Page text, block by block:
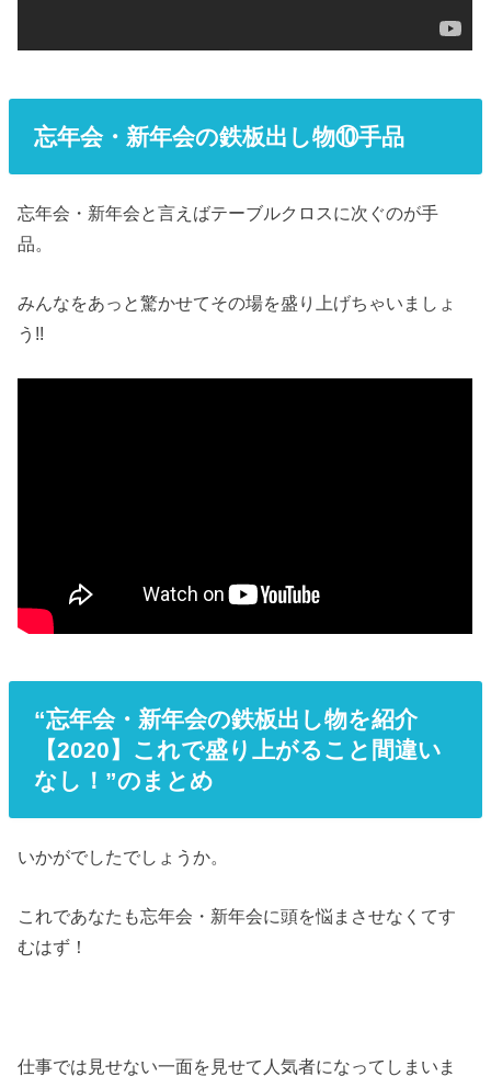
忘年会・新年会の鉄板出し物⑩手品
忘年会・新年会と言えばテーブルクロスに次ぐのが手
品。
みんなをあっと驚かせてその場を盛り上げちゃいましょ
う!!
“忘年会・新年会の鉄板出し物を紹介
【2020】これで盛り上がること間違い
なし！”のまとめ
いかがでしたでしょうか。
これであなたも忘年会・新年会に頭を悩まさせなくてす
むはず！
仕事では見せない一面を見せて人気者になってしまいま